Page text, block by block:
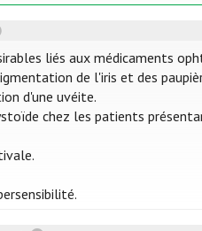
liés aux médicaments
de l'iris et des
d'une uvéite.
chez les patients